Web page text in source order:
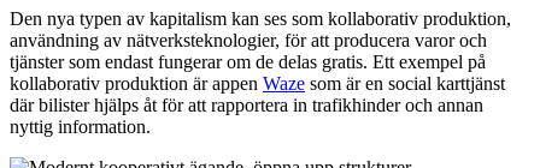
Den nya typen av kapitalism kan ses som kollaborativ produktion,
användning av nätverksteknologier, för att producera varor och
tjänster som endast fungerar om de delas gratis. Ett exempel på
kollaborativ produktion är appen Waze som är en social karttjänst
där bilister hjälps åt för att rapportera in trafikhinder och annan
nyttig information.